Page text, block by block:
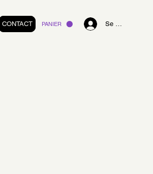
CONTACT PANIER Se connecter